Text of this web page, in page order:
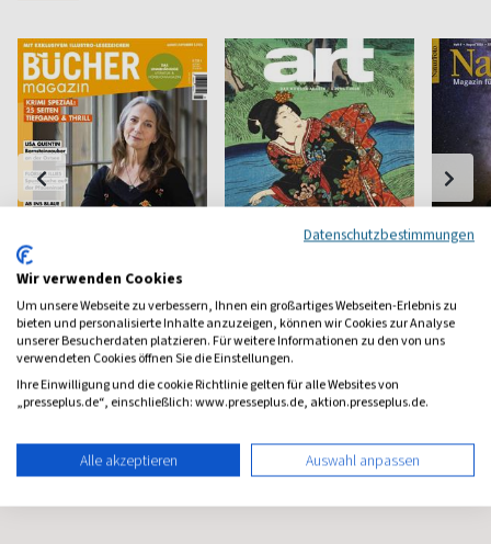
Bücher
Das unabhängige
Literaturmagazin
ab 6,98 €
Art
Das Kunstmagazin
ab 18,00 €
Natur-
Datenschutzbestimmungen
Wir verwenden Cookies
Um unsere Webseite zu verbessern, Ihnen ein großartiges Webseiten-Erlebnis zu
bieten und personalisierte Inhalte anzuzeigen, können wir Cookies zur Analyse
unserer Besucherdaten platzieren. Für weitere Informationen zu den von uns
verwendeten Cookies öffnen Sie die Einstellungen.
Ihre Einwilligung und die cookie Richtlinie gelten für alle Websites von
„presseplus.de“, einschließlich: www.presseplus.de, aktion.presseplus.de.
Alle akzeptieren Auswahl anpassen